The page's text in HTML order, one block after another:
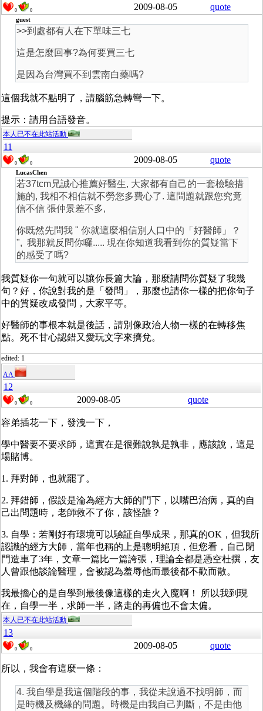
0 0 2009-08-05 quote
guest
>>到處都有人在下單味三七
這是怎麼回事?為何要買三七
是因為台灣買不到雲南白藥嗎?
這個我就不點明了，請腦筋急轉彎一下。
提示：請用台語發音。
本人已不在此站活動
11
0 0 2009-08-05 quote
LucasChen
若37tcm兄誠心推薦好醫生, 大家都有自己的一套檢驗措
施的, 我相不相信就不勞您多費心了. 這問題就跟您究竟
信不信 張仲景差不多,
你既然先問我 " 你就這麼相信別人口中的「好醫師」？
", 我那就反問你囉..... 現在你知道我看到你的質疑當下
的感受了嗎?
我質疑你一句就可以讓你長篇大論，那麼請問你質疑了我幾
句？好，你說對我的是「發問」，那麼也請你一樣的把你句子
中的質疑改成發問，大家平等。
好醫師的事根本就是後話，請別像政治人物一樣的在轉移焦
點。死不甘心認錯又愛玩文字來擠兌。
edited: 1
AA
12
0 0 2009-08-05 quote
容弟插花一下，發洩一下，
學中醫要不要求師，這實在是很難說孰是孰非，應該說，這是
場賭博。
1. 拜對師，也就罷了。
2. 拜錯師，假設是淪為經方大師的門下，以嘴巴治病，真的自
己出問題時，老師救不了你，該怪誰？
3. 自學：若剛好有環境可以驗証自學成果，那真的OK，但我所
認識的經方大師，當年也稱的上是聰明絕頂，但您看，自己閉
門造車了3年，文章一篇比一篇誇張，理論全都是憑空杜撰，友
人曾跟他談論醫理，會被認為羞辱他而最後都不歡而散。
我最擔心的是自學到最後像這樣的走火入魔啊！ 所以我到現
在，自學一半，求師一半，路走的再偏也不會太偏。
本人已不在此站活動
13
0 0 2009-08-05 quote
所以，我會有這麼一條：
4. 我自學是我這個階段的事，我從未說過不找明師，而
是時機及機緣的問題。時機是由我自己判斷，不是由他